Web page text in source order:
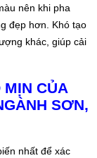
nên khi pha
đẹp hơn. Khó tạo
khác, giúp cải
CỦA
SƠN,
nhất để xác